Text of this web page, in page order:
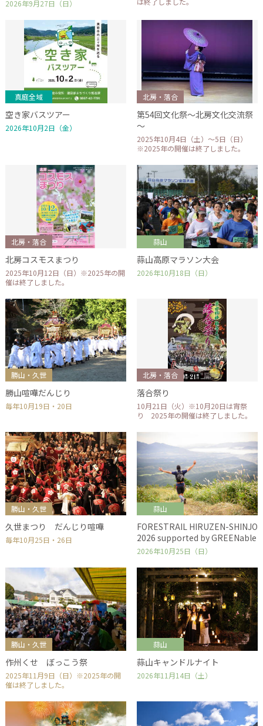
2026年9月27日（日）
真庭全域
空き家バスツアー
2026年10月2日（金）
北房・落合
第54回文化祭～北房文化交流祭
～
2025年10月4日（土）～5日（日）
※2025年の開催は終了しました。
北房・落合
北房コスモスまつり
2025年10月12日（日）※2025年の開
催は終了しました。
蒜山
蒜山高原マラソン大会
2026年10月18日（日）
勝山・久世
勝山喧嘩だんじり
毎年10月19日・20日
北房・落合
落合祭り
10月21日（火）※10月20日は宵祭
り 2025年の開催は終了しました。
勝山・久世
久世まつり だんじり喧嘩
毎年10月25日・26日
蒜山
FORESTRAIL HIRUZEN-SHINJO
2026 supported by GREENable
2026年10月25日（日）
勝山・久世
作州くせ ぼっこう祭
2025年11月9日（日）※2025年の開
催は終了しました。
蒜山
蒜山キャンドルナイト
2026年11月14日（土）